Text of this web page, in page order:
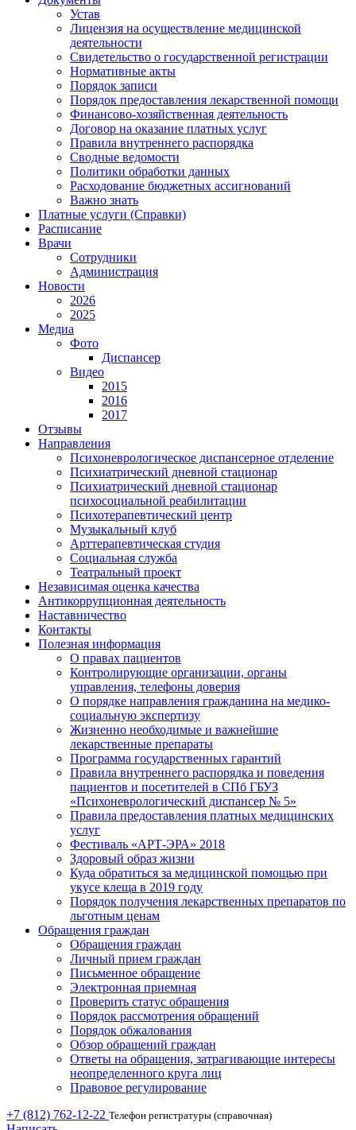
Устав
Лицензия на осуществление медицинской
деятельности
Свидетельство о государственной регистрации
Нормативные акты
Порядок записи
Порядок предоставления лекарственной помощи
Финансово-хозяйственная деятельность
Договор на оказание платных услуг
Правила внутреннего распорядка
Сводные ведомости
Политики обработки данных
Расходование бюджетных ассигнований
Важно знать
Платные услуги (Справки)
Расписание
Врачи
Сотрудники
Администрация
Новости
2026
2025
Медиа
Фото
Диспансер
Видео
2015
2016
2017
Отзывы
Направления
Психоневрологическое диспансерное отделение
Психиатрический дневной стационар
Психиатрический дневной стационар
психосоциальной реабилитации
Психотерапевтический центр
Музыкальный клуб
Арттерапевтическая студия
Социальная служба
Театральный проект
Независимая оценка качества
Антикоррупционная деятельность
Наставничество
Контакты
Полезная информация
О правах пациентов
Контролирующие организации, органы
управления, телефоны доверия
О порядке направления гражданина на медико-
социальную экспертизу
Жизненно необходимые и важнейшие
лекарственные препараты
Программа государственных гарантий
Правила внутреннего распорядка и поведения
пациентов и посетителей в СПб ГБУЗ
«Психоневрологический диспансер № 5»
Правила предоставления платных медицинских
услуг
Фестиваль «АРТ-ЭРА» 2018
Здоровый образ жизни
Куда обратиться за медицинской помощью при
укусе клеща в 2019 году
Порядок получения лекарственных препаратов по
льготным ценам
Обращения граждан
Обращения граждан
Личный прием граждан
Письменное обращение
Электронная приемная
Проверить статус обращения
Порядок рассмотрения обращений
Порядок обжалования
Обзор обращений граждан
Ответы на обращения, затрагивающие интересы
неопределенного круга лиц
Правовое регулирование
+7 (812) 762-12-22 Телефон регистратуры (справочная)